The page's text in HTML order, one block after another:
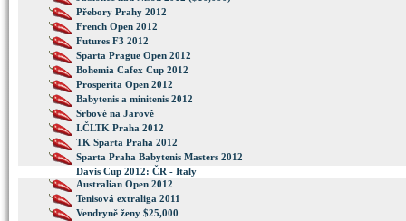
Přebory Prahy 2012
French Open 2012
Futures F3 2012
Sparta Prague Open 2012
Bohemia Cafex Cup 2012
Prosperita Open 2012
Babytenis a minitenis 2012
Srbové na Jarově
I.ČLTK Praha 2012
TK Sparta Praha 2012
Sparta Praha Babytenis Masters 2012
Davis Cup 2012: ČR - Italy
Australian Open 2012
Tenisová extraliga 2011
Vendryně ženy $25,000